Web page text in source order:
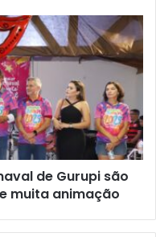
de Gurupi são
muita animação